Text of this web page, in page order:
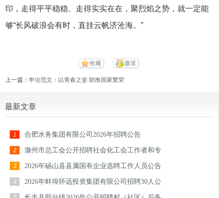
印，走得平平稳稳、走得实实在在，聚烈焰之势，就一定能
够“长风破浪会有时，直挂云帆济沧海。”
收藏 邀请
上一篇：申论范文：以青春之姿 助推国家繁荣
最新文章
1 合肥水务集团有限公司2026年招聘公告
2 滁州市总工会公开招聘社会化工会工作者和专
3 2026年砀山县县属国有企业选聘工作人员公告
4 2026年蚌埠怀远投资集团有限公司招聘30人公